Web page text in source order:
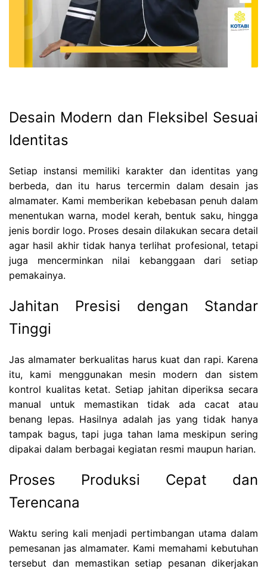
Desain Modern dan Fleksibel Sesuai
Identitas
Setiap instansi memiliki karakter dan identitas yang
berbeda, dan itu harus tercermin dalam desain jas
almamater. Kami memberikan kebebasan penuh dalam
menentukan warna, model kerah, bentuk saku, hingga
jenis bordir logo. Proses desain dilakukan secara detail
agar hasil akhir tidak hanya terlihat profesional, tetapi
juga mencerminkan nilai kebanggaan dari setiap
pemakainya.
Jahitan Presisi dengan Standar
Tinggi
Jas almamater berkualitas harus kuat dan rapi. Karena
itu, kami menggunakan mesin modern dan sistem
kontrol kualitas ketat. Setiap jahitan diperiksa secara
manual untuk memastikan tidak ada cacat atau
benang lepas. Hasilnya adalah jas yang tidak hanya
tampak bagus, tapi juga tahan lama meskipun sering
dipakai dalam berbagai kegiatan resmi maupun harian.
Proses Produksi Cepat dan
Terencana
Waktu sering kali menjadi pertimbangan utama dalam
pemesanan jas almamater. Kami memahami kebutuhan
tersebut dan memastikan setiap pesanan dikerjakan